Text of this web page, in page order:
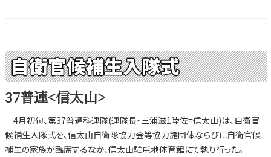
自衛官候補生入隊式
37普連<信太山>
4月初旬、第37普通科連隊(連隊長・三浦滋1陸佐=信太山)は、自衛官
候補生入隊式を、信太山自衛隊協力会等協力諸団体ならびに自衛官候
補生の家族が臨席するなか、信太山駐屯地体育館にて執り行った。